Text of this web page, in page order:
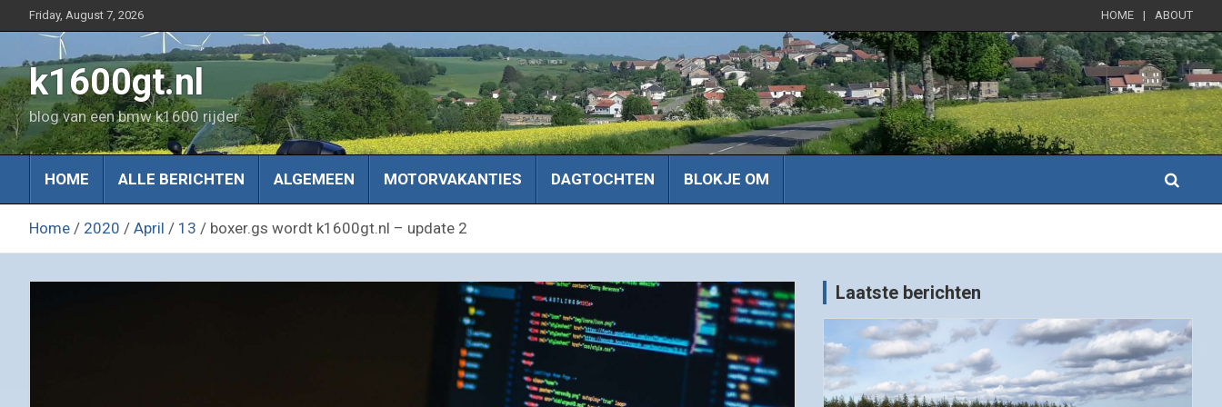
to
Friday, August 7, 2026 HOME ABOUT
k1600gt.nl
blog van een bmw k1600 rijder
HOME ALLE BERICHTEN ALGEMEEN MOTORVAKANTIES DAGTOCHTEN BLOKJE OM
Home 2020 April 13 boxer.gs wordt k1600gt.nl – update 2
Laatste berichten